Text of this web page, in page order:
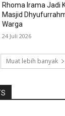
Rhoma Irama Jadi
Masjid
Warga
24 Juli 2026
Muat lebih banyak